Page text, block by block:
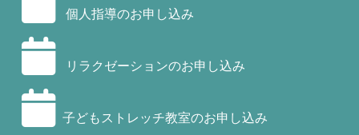
個人指導のお申し込み
リラクゼーションのお申し込み
子どもストレッチ教室のお申し込み